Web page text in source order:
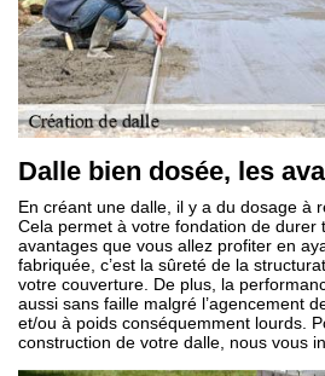
Dalle bien dosée, les
En créant une dalle, il y a du dosage à
Cela permet à votre fondation de durer
avantages que vous allez profiter en
fabriquée, c’est la sûreté de la
votre couverture. De plus, la
aussi sans faille malgré l’agencement
et/ou à poids conséquemment lourds.
construction de votre dalle, nous vous